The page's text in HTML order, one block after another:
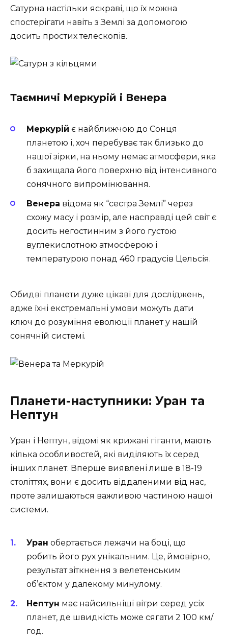
Сатурна настільки яскраві, що їх можна
спостерігати навіть з Землі за допомогою
досить простих телескопів.
Таємничі Меркурій і Венера
Меркурій є найближчою до Сонця
планетою і, хоч перебуває так близько до
нашої зірки, на ньому немає атмосфери, яка
б захищала його поверхню від інтенсивного
сонячного випромінювання.
Венера відома як “сестра Землі” через
схожу масу і розмір, але насправді цей світ є
досить негостинним з його густою
вуглекислотною атмосферою і
температурою понад 460 градусів Цельсія.
Обидві планети дуже цікаві для досліджень,
адже їхні екстремальні умови можуть дати
ключ до розуміння еволюції планет у нашій
сонячній системі.
Планети-наступники: Уран та
Нептун
Уран і Нептун, відомі як крижані гіганти, мають
кілька особливостей, які виділяють їх серед
інших планет. Вперше виявлені лише в 18-19
століттях, вони є досить віддаленими від нас,
проте залишаються важливою частиною нашої
системи.
Уран обертається лежачи на боці, що
робить його рух унікальним. Це, ймовірно,
результат зіткнення з велетенським
об’єктом у далекому минулому.
Нептун має найсильніші вітри серед усіх
планет, де швидкість може сягати 2 100 км/
год.